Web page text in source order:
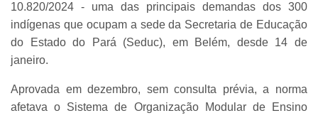
10.820/2024 - uma das principais demandas dos 300
indígenas que ocupam a sede da Secretaria de Educação
do Estado do Pará (Seduc), em Belém, desde 14 de
janeiro.
Aprovada em dezembro, sem consulta prévia, a norma
afetava o Sistema de Organização Modular de Ensino